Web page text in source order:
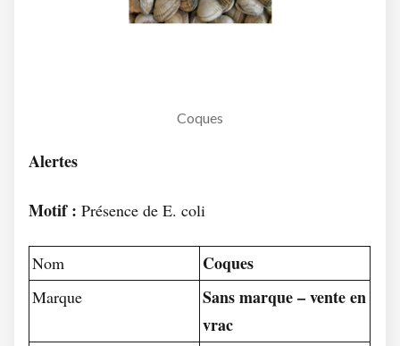
Coques
Alertes
Motif : Présence de E. coli
Nom Coques
Marque
Sans marque – vente en
vrac